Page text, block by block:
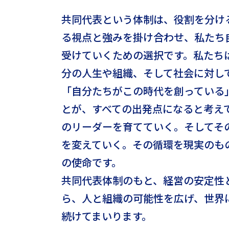
共同代表という体制は、役割を分
る視点と強みを掛け合わせ、私た
受けていくための選択です。私た
分の人生や組織、そして社会に対
「自分たちがこの時代を創ってい
とが、すべての出発点になると考
のリーダーを育てていく。そして
を変えていく。その循環を現実の
の使命です。
共同代表体制のもと、経営の安定
ら、人と組織の可能性を広げ、世
続けてまいります。